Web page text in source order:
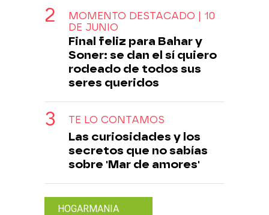
MOMENTO DESTACADO | 10
DE JUNIO
Final feliz para Bahar y
Soner: se dan el sí quiero
rodeado de todos sus
seres queridos
TE LO CONTAMOS
Las curiosidades y los
secretos que no sabías
sobre 'Mar de amores'
HOGARMANIA